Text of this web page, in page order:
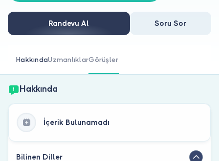
Doktor musunuz?
Randevu Al Soru Sor
HakkındaUzmanlıklarGörüşler
Hakkında
İçerik Bulunamadı
Bilinen Diller